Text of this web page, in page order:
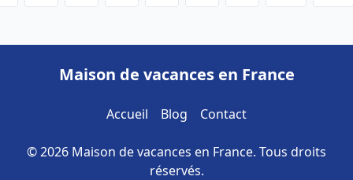
Maison de vacances en France
Accueil Blog Contact
© 2026 Maison de vacances en France. Tous droits
réservés.